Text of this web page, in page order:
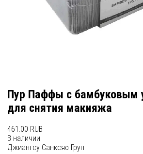
Пур Паффы с бамбуковым
для снятия макияжа
461.00 RUB
В наличии
Джиангсу Санксяо Груп